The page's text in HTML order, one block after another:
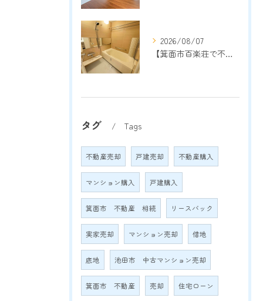
2026/08/07
【箕面市百楽荘で不動産売却をご検討中の方へ】地域密着13年以上の売却専門店が成功のポイントを解説
タグ Tags
不動産売却 戸建売却 不動産購入
マンション購入 戸建購入
箕面市 不動産 相続 リースバック
実家売却 マンション売却 借地
底地 池田市 中古マンション売却
箕面市 不動産 売却 住宅ローン